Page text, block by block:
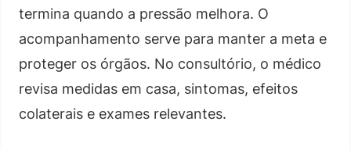
termina quando a pressão melhora. O
acompanhamento serve para manter a meta e
proteger os órgãos. No consultório, o médico
revisa medidas em casa, sintomas, efeitos
colaterais e exames relevantes.